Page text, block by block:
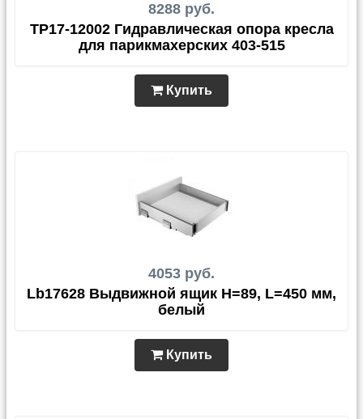
8288 руб.
TP17-12002 Гидравлическая опора кресла
для парикмахерских 403-515
Купить
4053 руб.
Lb17628 Выдвижной ящик H=89, L=450 мм,
белый
Купить